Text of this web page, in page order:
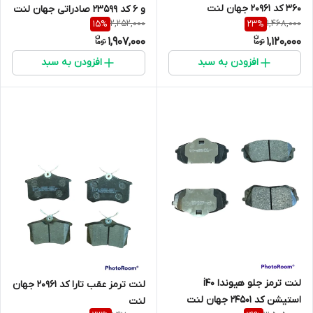
360 کد 20961 جهان لنت
1,468,000
23%
1,120,000
افزودن به سبد
و 6 کد 23599 صادراتی جهان لنت
2,252,000
15%
1,907,000
افزودن به سبد
لنت ترمز جلو هیوندا i40
استیشن کد 24501 جهان لنت
لنت ترمز عقب تارا کد 20961 جهان
لنت